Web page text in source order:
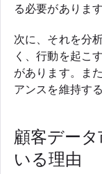
る必要があります
次に、それを分
く、行動を起こ
があります。ま
アンスを維持す
顧客デー
いる理由